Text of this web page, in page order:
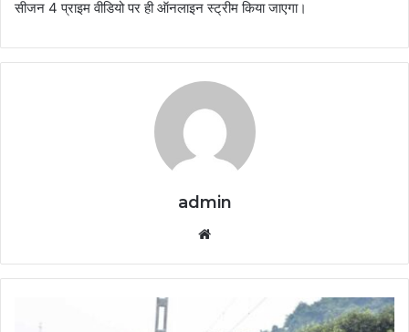
सीजन 4 प्राइम वीडियो पर ही ऑनलाइन स्ट्रीम किया जाएगा।
admin